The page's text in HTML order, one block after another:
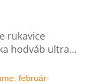
rukavice
hodváb ultra
február-